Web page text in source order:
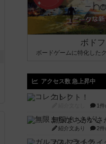
ボド
ボードゲームに特化した
アクセス数 急上昇中
コレクト！
1
無限まちがいさ
紹介文あり 2